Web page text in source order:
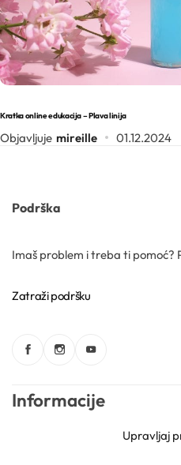
Upravljaj
Kratka online edukacija – Plava linija
Objavljuje mireille 01.12.2024
Podrška
Imaš problem i treba ti pomoć?
Zatraži podršku
Informacije
Kelati
Kiseline
Kozmetički mirisi